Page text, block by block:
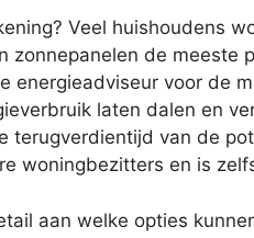
Veel huishoudens
zonnepanelen de meeste
energieadviseur voor de
laten dalen en
terugverdientijd van de
woningbezitters en is
aan welke opties